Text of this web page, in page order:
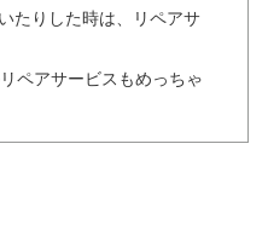
たりした時は、リペアサ
ペアサービスもめっちゃ